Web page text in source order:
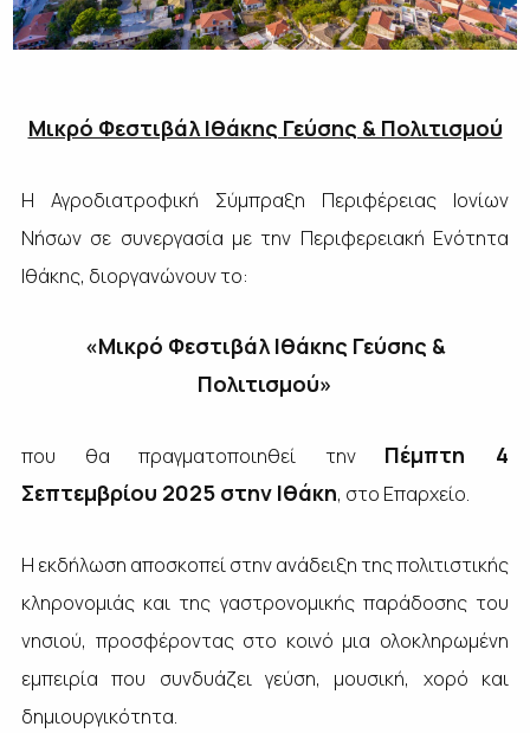
Μικρό Φεστιβάλ Ιθάκης Γεύσης & Πολιτισμού
Η Αγροδιατροφική Σύμπραξη Περιφέρειας Ιονίων
Νήσων σε συνεργασία με την Περιφερειακή Ενότητα
Ιθάκης, διοργανώνουν το:
«Μικρό Φεστιβάλ Ιθάκης Γεύσης &
Πολιτισμού»
που θα πραγματοποιηθεί την Πέμπτη 4
Σεπτεμβρίου 2025 στην Ιθάκη, στο Επαρχείο.
Η εκδήλωση αποσκοπεί στην ανάδειξη της πολιτιστικής
κληρονομιάς και της γαστρονομικής παράδοσης του
νησιού, προσφέροντας στο κοινό μια ολοκληρωμένη
εμπειρία που συνδυάζει γεύση, μουσική, χορό και
δημιουργικότητα.